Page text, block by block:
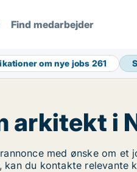
Find medarbejder
om nye jobs 261
arkitekt i
med ønske om
du kontakte